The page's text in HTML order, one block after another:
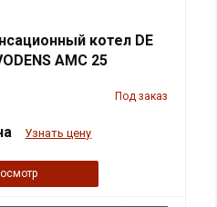
котел DE
AMC 25
Под заказ
Узнать цену